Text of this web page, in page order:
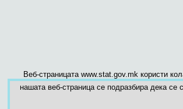
Веб-страницата www.stat.gov.mk користи
нашата веб-страница се подразбира дека се